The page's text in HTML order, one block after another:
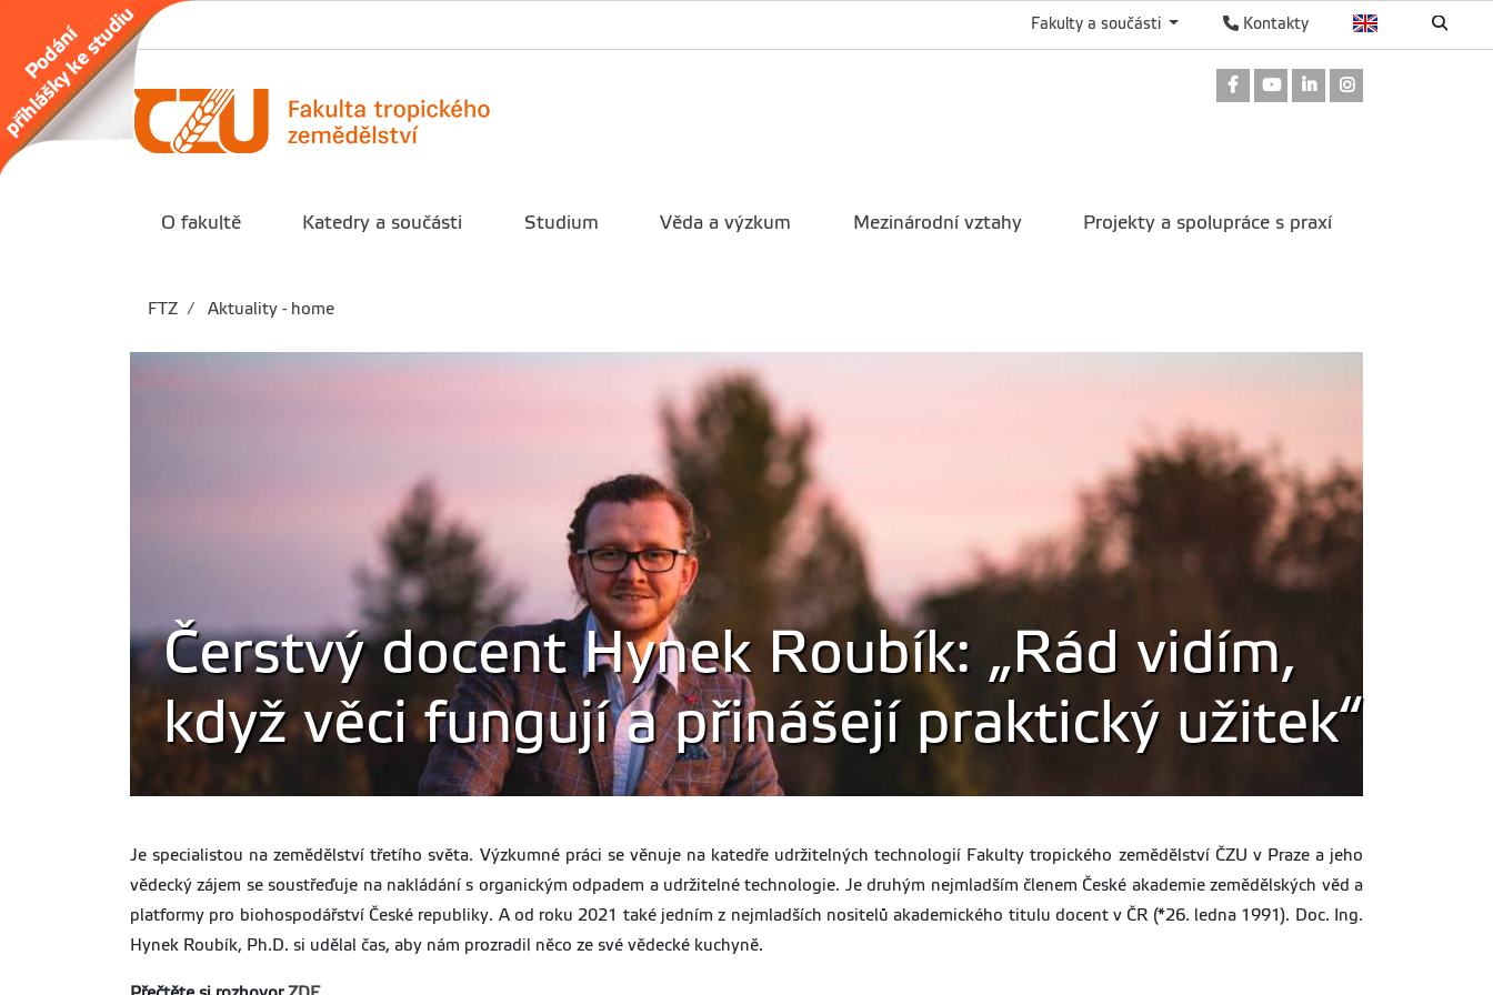
Kontakty
Fakulty a součásti
Odkaz na Facebook
Odkaz na Youtube
Odkaz na LinkedIn
O fakultě Katedry a součásti Studium Věda a výzkum Mezinárodní vztahy Projekty a spolupráce s praxí
FTZ Aktuality - home
Čerstvý docent Hynek Roubík: „Rád vidím,
když věci fungují a přinášejí praktický užitek“
Je specialistou na zemědělství třetího světa. Výzkumné práci se věnuje na katedře udržitelných technologií Fakulty tropického zemědělství ČZU v Praze a jeho
vědecký zájem se soustřeďuje na nakládání s organickým odpadem a udržitelné technologie. Je druhým nejmladším členem České akademie zemědělských věd a
platformy pro biohospodářství České republiky. A od roku 2021 také jedním z nejmladších nositelů akademického titulu docent v ČR (*26. ledna 1991). Doc. Ing.
Hynek Roubík, Ph.D. si udělal čas, aby nám prozradil něco ze své vědecké kuchyně.